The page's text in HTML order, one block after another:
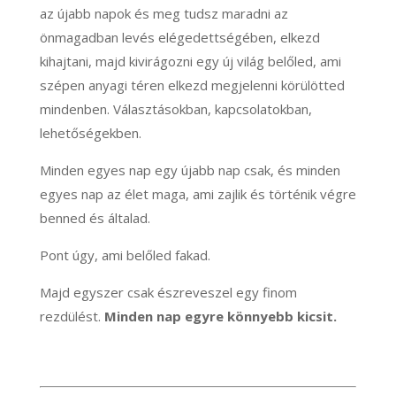
az újabb napok és meg tudsz maradni az
önmagadban levés elégedettségében, elkezd
kihajtani, majd kivirágozni egy új világ belőled, ami
szépen anyagi téren elkezd megjelenni körülötted
mindenben. Választásokban, kapcsolatokban,
lehetőségekben.
Minden egyes nap egy újabb nap csak, és minden
egyes nap az élet maga, ami zajlik és történik végre
benned és általad.
Pont úgy, ami belőled fakad.
Majd egyszer csak észreveszel egy finom
rezdülést. Minden nap egyre könnyebb kicsit.